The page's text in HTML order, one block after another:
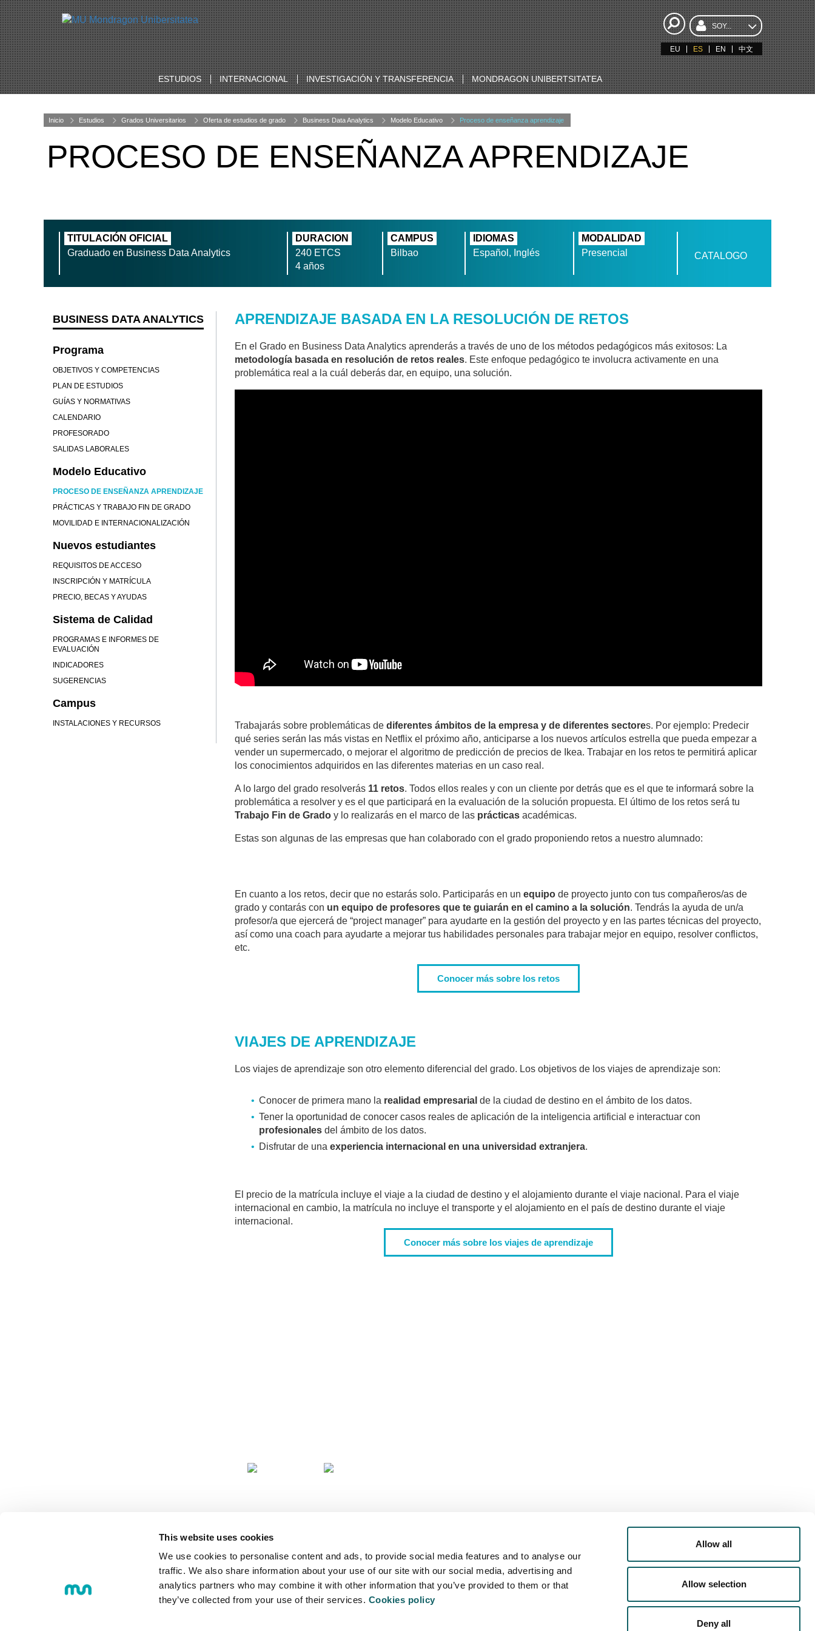
This website uses cookies
We use cookies to personalise content and ads, to provide social media features and to analyse our
traffic. We also share information about your use of our site with our social media, advertising and
analytics partners who may combine it with other information that you’ve provided to them or that
they’ve collected from your use of their services. Cookies policy
Allow all
Allow selection
Deny all
SOY...
EU ES EN 中文
ESTUDIOS INTERNACIONAL INVESTIGACIÓN Y TRANSFERENCIA MONDRAGON UNIBERTSITATEA
Inicio Estudios Grados Universitarios Oferta de estudios de grado Business Data Analytics Modelo Educativo Proceso de enseñanza aprendizaje
PROCESO DE ENSEÑANZA APRENDIZAJE
TITULACIÓN OFICIAL
Graduado en Business Data Analytics
DURACION
240 ETCS
4 años
CAMPUS
Bilbao
IDIOMAS
Español, Inglés
MODALIDAD
Presencial
CATALOGO
APRENDIZAJE BASADA EN LA RESOLUCIÓN DE RETOS
En el Grado en Business Data Analytics aprenderás a través de uno de los métodos pedagógicos más exitosos: La
metodología basada en resolución de retos reales. Este enfoque pedagógico te involucra activamente en una
problemática real a la cuál deberás dar, en equipo, una solución.
Trabajarás sobre problemáticas de diferentes ámbitos de la empresa y de diferentes sectores. Por ejemplo: Predecir
qué series serán las más vistas en Netflix el próximo año, anticiparse a los nuevos artículos estrella que pueda empezar a
vender un supermercado, o mejorar el algoritmo de predicción de precios de Ikea. Trabajar en los retos te permitirá aplicar
los conocimientos adquiridos en las diferentes materias en un caso real.
A lo largo del grado resolverás 11 retos. Todos ellos reales y con un cliente por detrás que es el que te informará sobre la
problemática a resolver y es el que participará en la evaluación de la solución propuesta. El último de los retos será tu
Trabajo Fin de Grado y lo realizarás en el marco de las prácticas académicas.
Estas son algunas de las empresas que han colaborado con el grado proponiendo retos a nuestro alumnado:
En cuanto a los retos, decir que no estarás solo. Participarás en un equipo de proyecto junto con tus compañeros/as de
grado y contarás con un equipo de profesores que te guiarán en el camino a la solución. Tendrás la ayuda de un/a
profesor/a que ejercerá de “project manager” para ayudarte en la gestión del proyecto y en las partes técnicas del proyecto,
así como una coach para ayudarte a mejorar tus habilidades personales para trabajar mejor en equipo, resolver conflictos,
etc.
Conocer más sobre los retos
VIAJES DE APRENDIZAJE
Los viajes de aprendizaje son otro elemento diferencial del grado. Los objetivos de los viajes de aprendizaje son:
Conocer de primera mano la realidad empresarial de la ciudad de destino en el ámbito de los datos.
Tener la oportunidad de conocer casos reales de aplicación de la inteligencia artificial e interactuar con
profesionales del ámbito de los datos.
Disfrutar de una experiencia internacional en una universidad extranjera.
El precio de la matrícula incluye el viaje a la ciudad de destino y el alojamiento durante el viaje nacional. Para el viaje
internacional en cambio, la matrícula no incluye el transporte y el alojamiento en el país de destino durante el viaje
internacional.
Conocer más sobre los viajes de aprendizaje
BUSINESS DATA ANALYTICS
Programa
OBJETIVOS Y COMPETENCIAS
PLAN DE ESTUDIOS
GUÍAS Y NORMATIVAS
CALENDARIO
PROFESORADO
SALIDAS LABORALES
Modelo Educativo
PROCESO DE ENSEÑANZA APRENDIZAJE
PRÁCTICAS Y TRABAJO FIN DE GRADO
MOVILIDAD E INTERNACIONALIZACIÓN
Nuevos estudiantes
REQUISITOS DE ACCESO
INSCRIPCIÓN Y MATRÍCULA
PRECIO, BECAS Y AYUDAS
Sistema de Calidad
PROGRAMAS E INFORMES DE
EVALUACIÓN
INDICADORES
SUGERENCIAS
Campus
INSTALACIONES Y RECURSOS